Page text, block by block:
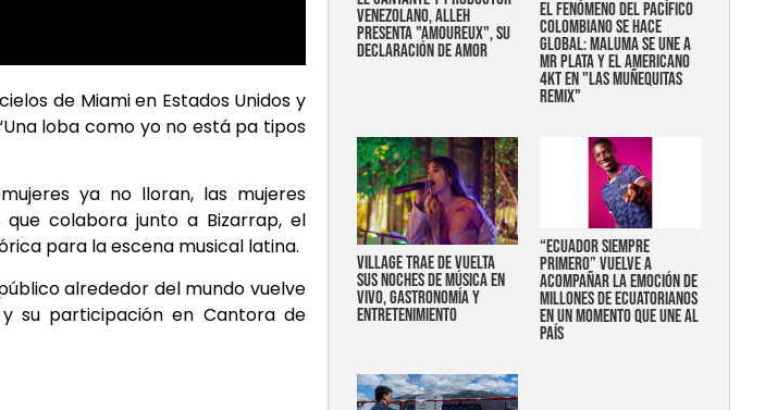
de Miami en Estados Unidos y
loba como yo no está pa tipos
ya no lloran, las mujeres
colabora junto a Bizarrap, el
para la escena musical latina.
alrededor del mundo vuelve
su participación en Cantora de
VENEZOLANO, ALLEH
PRESENTA "AMOUREUX", SU
DECLARACIÓN DE AMOR
EL FENÓMENO DEL PACÍFICO
COLOMBIANO SE HACE
GLOBAL: MALUMA SE UNE A
MR PLATA Y EL AMERICANO
4KT EN "LAS MUÑEQUITAS
REMIX"
Village trae de vuelta
sus noches de música en
vivo, gastronomía y
entretenimiento
“Ecuador siempre
primero” vuelve a
acompañar la emoción de
millones de ecuatorianos
en un momento que une al
país